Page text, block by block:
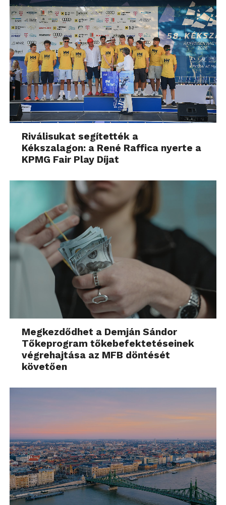
Riválisukat segítették a
Kékszalagon: a René Raffica nyerte a
KPMG Fair Play Díjat
Megkezdődhet a Demján Sándor
Tőkeprogram tőkebefektetéseinek
végrehajtása az MFB döntését
követően